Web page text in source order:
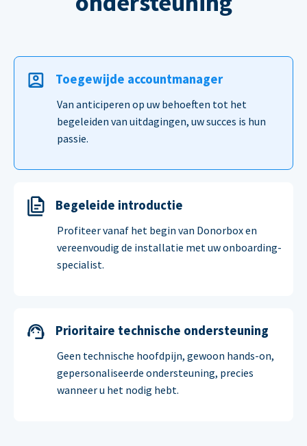
Toegewijde accountmanager
Van anticiperen op uw behoeften tot het
begeleiden van uitdagingen, uw succes is hun
passie.
Begeleide introductie
Profiteer vanaf het begin van Donorbox en
vereenvoudig de installatie met uw onboarding-
specialist.
Prioritaire technische ondersteuning
Geen technische hoofdpijn, gewoon hands-on,
gepersonaliseerde ondersteuning, precies
wanneer u het nodig hebt.